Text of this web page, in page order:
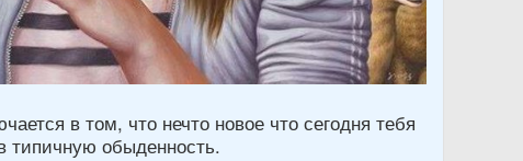
в том, что нечто новое что сегодня тебя
типичную обыденность.